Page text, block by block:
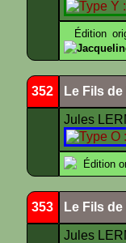
Édition
352 Le Fils
Jules
Édition
353 Le Fils
Jules